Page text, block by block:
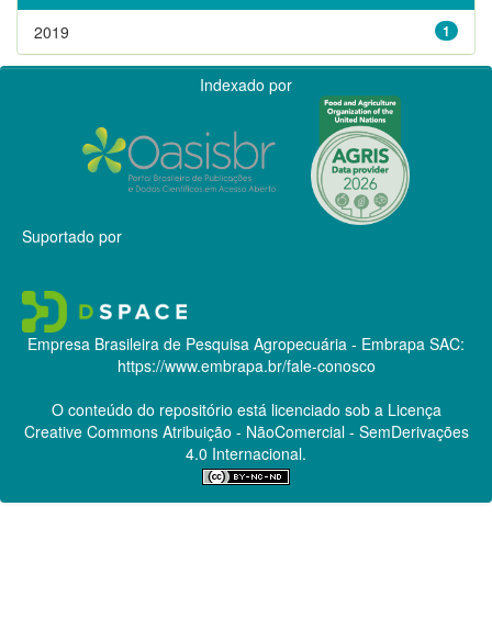
1
2019
Indexado por
Suportado por
Empresa Brasileira de Pesquisa Agropecuária - Embrapa SAC:
https://www.embrapa.br/fale-conosco
O conteúdo do repositório está licenciado sob a Licença
Creative CommonsAtribuição - NãoComercial - SemDerivações
4.0 Internacional.